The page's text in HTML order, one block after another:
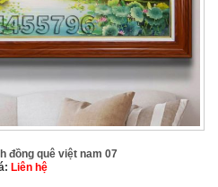
đồng quê việt nam 07
Liên hệ